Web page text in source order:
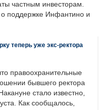
частным инвесторам.
о поддержке Инфантино и
теперь уже экс-ректора
правоохранительные
бывшего ректора
стало известно,
Как сообщалось,